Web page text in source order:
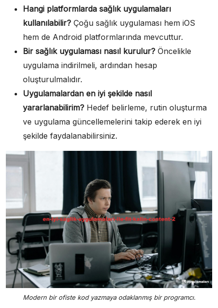
Hangi platformlarda sağlık uygulamaları
kullanılabilir? Çoğu sağlık uygulaması hem iOS
hem de Android platformlarında mevcuttur.
Bir sağlık uygulaması nasıl kurulur? Öncelikle
uygulama indirilmeli, ardından hesap
oluşturulmalıdır.
Uygulamalardan en iyi şekilde nasıl
yararlanabilirim? Hedef belirleme, rutin oluşturma
ve uygulama güncellemelerini takip ederek en iyi
şekilde faydalanabilirsiniz.
Modern bir ofiste kod yazmaya odaklanmış bir programcı.